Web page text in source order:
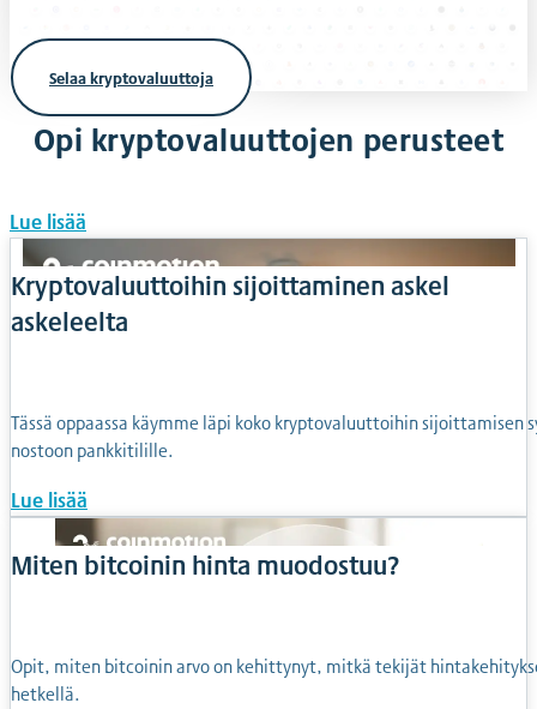
Selaa kryptovaluuttoja
Opi kryptovaluuttojen perusteet
Lue lisää
Kryptovaluuttoihin sijoittaminen askel
askeleelta
Tässä oppaassa käymme läpi koko kryptovaluuttoihin
nostoon pankkitilille.
Lue lisää
Miten bitcoinin hinta muodostuu?
Opit, miten bitcoinin arvo on kehittynyt, mitkä tekijät
hetkellä.